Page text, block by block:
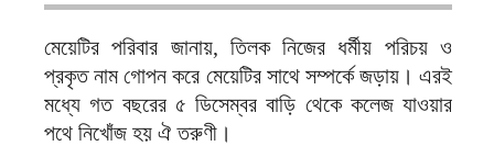
মেয়েটির পরিবার জানায়, তিলক নিজের ধর্মীয় পরিচয় ও
প্রকৃত নাম গোপন করে মেয়েটির সাথে সম্পর্কে জড়ায়। এরই
মধ্যে গত বছরের ৫ ডিসেম্বর বাড়ি থেকে কলেজ যাওয়ার
পথে নিখোঁজ হয় ঐ তরুণী।